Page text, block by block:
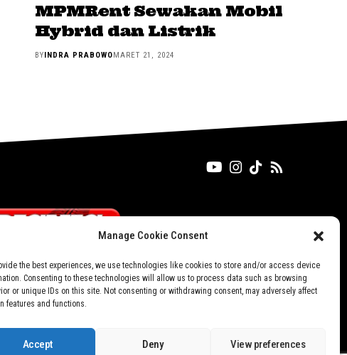
Manage Cookie Consent
the best experiences, we use technologies like cookies to store and/or access device
Consenting to these technologies will allow us to process data such as browsing
or unique IDs on this site. Not consenting or withdrawing consent, may adversely affect
features and functions.
Accept Deny View preferences
MPMRent Sewakan Mobil
Hybrid dan Listrik
BY INDRA PRABOWO MARET 21, 2024